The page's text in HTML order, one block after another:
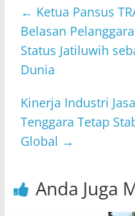
← Ketua Pansus
Belasan
Status Jatiluwih
Dunia
Kinerja Industri
Tenggara Tetap
Global →
Anda Juga